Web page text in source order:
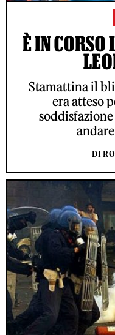
È IN CORSO
Stamattina il
era atteso
DI